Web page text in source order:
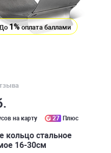
До1%оплата баллами
на карту 27 Плюс
кольцо стальное
16-30см